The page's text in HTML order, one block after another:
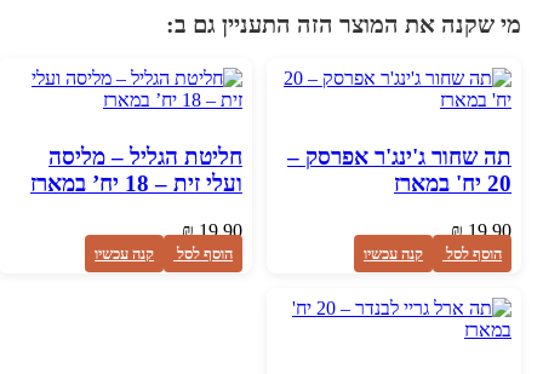
שקנה את המוצר הזה התעניין גם ב:
תה שחור ג'ינג'ר אפרסק –
₪19.90
הוסף לסל קנה עכשיו
חליטת הגליל – מליסה
ועלי זית – 18 יח’ במארז
₪19.90
הוסף לסל קנה עכשיו